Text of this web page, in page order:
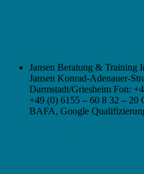
Jansen Beratung & Training
Jansen Konrad-Adenauer-
Darmstadt/Griesheim Fon:
+49 (0) 6155 – 60 8 32 – 20
BAFA, Google